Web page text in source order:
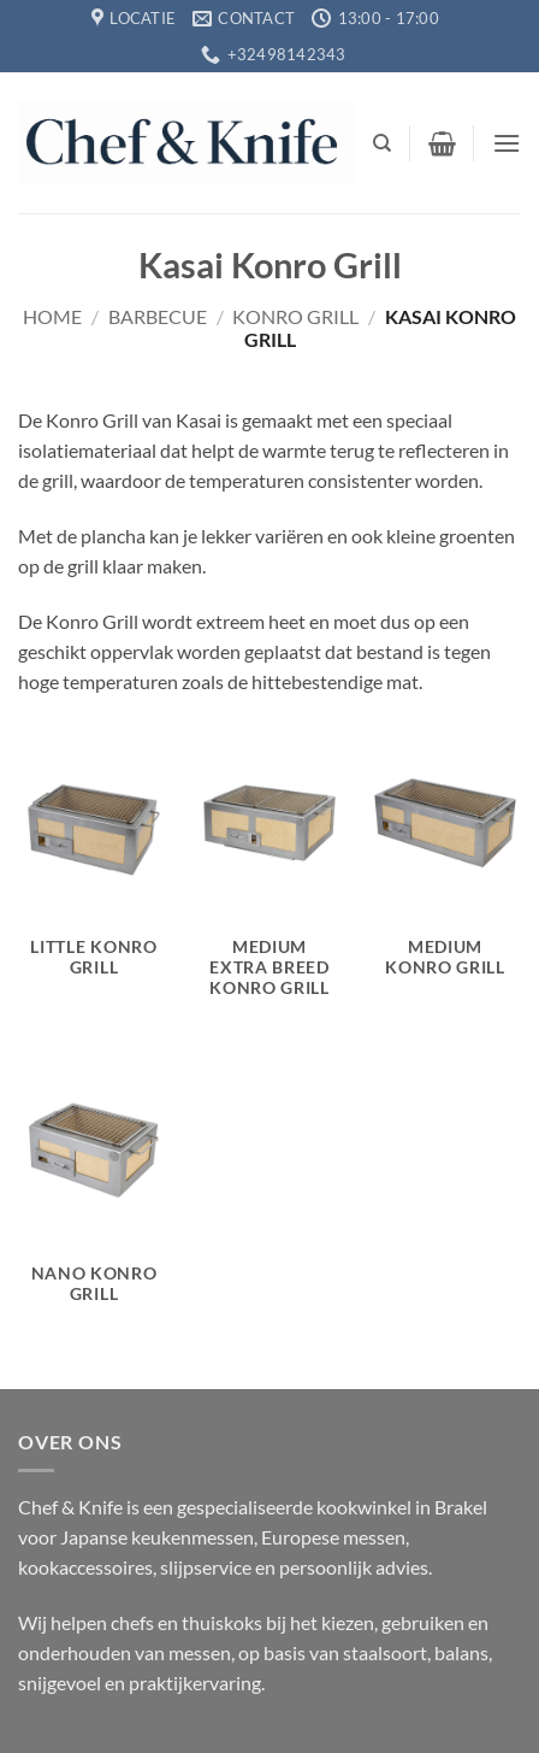
inhoud
LOCATIE CONTACT
13:00 - 17:00
+32498142343
Kasai Konro Grill
HOME / BARBECUE / KONRO GRILL / KASAI KONRO
GRILL
De Konro Grill van Kasai is gemaakt met een speciaal
isolatiemateriaal dat helpt de warmte terug te reflecteren in
de grill, waardoor de temperaturen consistenter worden.
Met de plancha kan je lekker variëren en ook kleine groenten
op de grill klaar maken.
De Konro Grill wordt extreem heet en moet dus op een
geschikt oppervlak worden geplaatst dat bestand is tegen
hoge temperaturen zoals de hittebestendige mat.
LITTLE KONRO
GRILL
MEDIUM
EXTRA BREED
KONRO GRILL
MEDIUM
KONRO GRILL
NANO KONRO
GRILL
OVER ONS
Chef & Knife is een gespecialiseerde kookwinkel in Brakel
voor Japanse keukenmessen, Europese messen,
kookaccessoires, slijpservice en persoonlijk advies.
Wij helpen chefs en thuiskoks bij het kiezen, gebruiken en
onderhouden van messen, op basis van staalsoort, balans,
snijgevoel en praktijkervaring.